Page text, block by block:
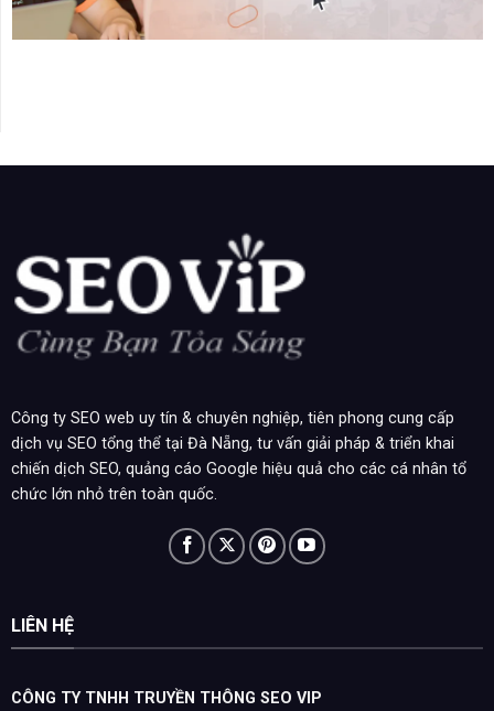
Công ty SEO web uy tín & chuyên nghiệp, tiên phong cung cấp
dịch vụ SEO tổng thể tại Đà Nẵng, tư vấn giải pháp & triển khai
chiến dịch SEO, quảng cáo Google hiệu quả cho các cá nhân tổ
chức lớn nhỏ trên toàn quốc.
LIÊN HỆ
CÔNG TY TNHH TRUYỀN THÔNG SEO VIP